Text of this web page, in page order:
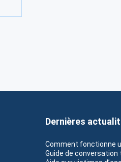
Dernières
Comment fonctionne
Guide de conversation